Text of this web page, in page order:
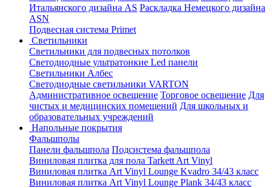
Итальянского дизайна AS Раскладка Немецкого дизайна
АSN
Подвесная система Primet
Светильники
Светильники для подвесных потолков
Светодиодные ультратонкие Led панели
Светильники Албес
Светодиодные светильники VARTON
Административное освещение Торговое освещение Для
чистых и медицинских помещений Для школьных и
образовательных учреждений
Напольные покрытия
Фальшполы
Панели фальшпола Подсистема фальшпола
Виниловая плитка для пола Tarkett Art Vinyl
Виниловая плитка Art Vinyl Lounge Kvadro 34/43 класс
Виниловая плитка Art Vinyl Lounge Plank 34/43 класс